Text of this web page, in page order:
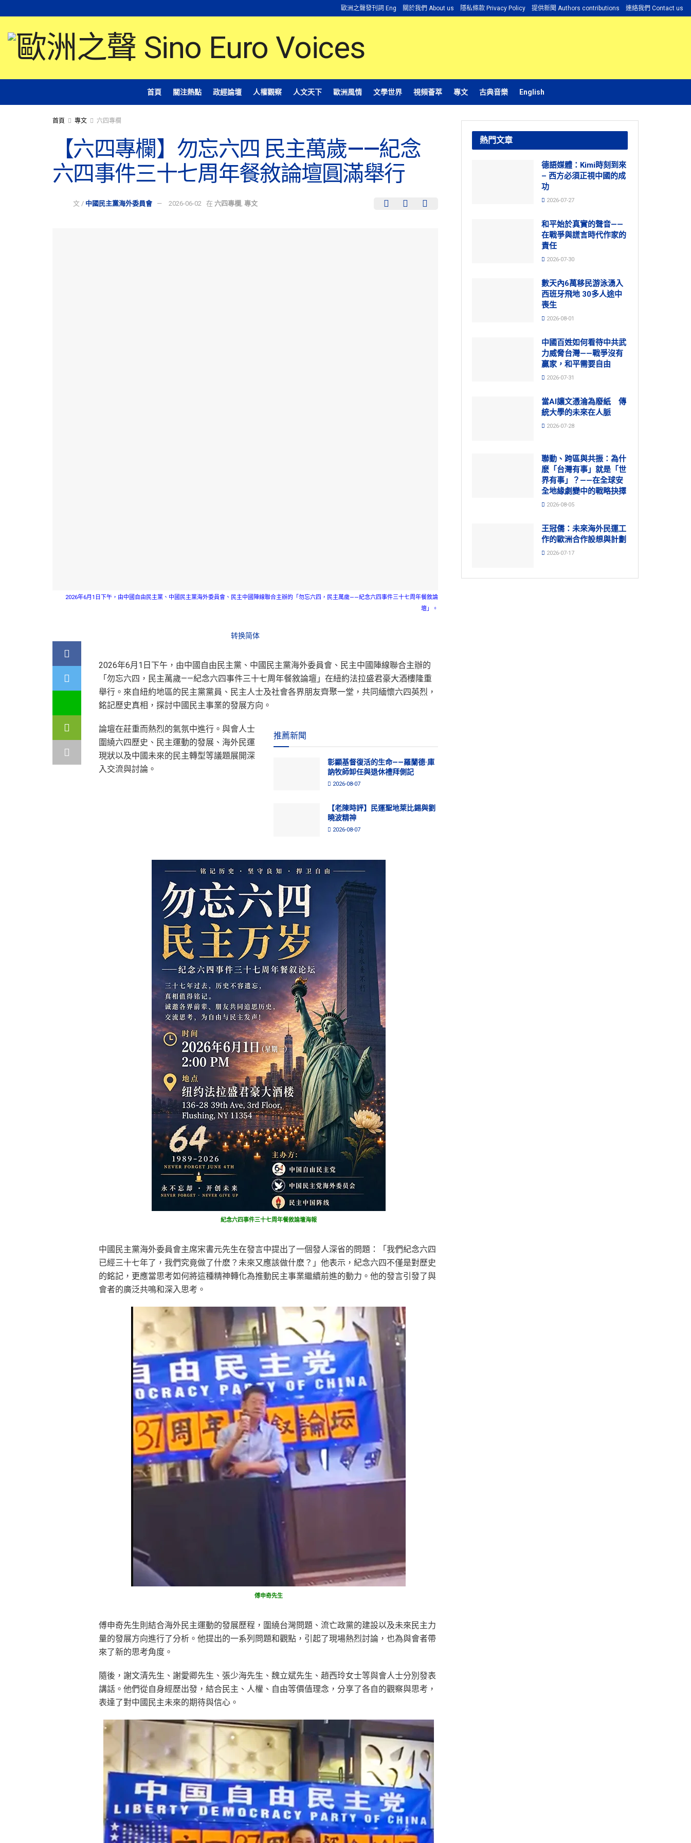
歐洲之聲發刊詞 Eng 關於我們 About us 隱私條款 Privacy Policy 提供新聞 Authors contributions 連絡我們 Contact us
首頁 關注熱點 政經論壇 人權觀察 人文天下 歐洲風情 文學世界 視頻薈萃 專文 古典音樂 English
首頁 專文 六四專欄
【六四專欄】勿忘六四 民主萬歲——紀念
六四事件三十七周年餐敘論壇圓滿舉行
文 / 中國民主黨海外委員會 2026-06-02 在 六四專欄 ,專文
2026年6月1日下午，由中國自由民主黨、中國民主黨海外委員會、民主中國陣線聯合主辦的「勿忘六四，民主萬歲——紀念六四事件三十七周年餐敘論
壇」。
转换简体
2026年6月1日下午，由中國自由民主黨、中國民主黨海外委員會、民主中國陣線聯合主辦的
「勿忘六四，民主萬歲——紀念六四事件三十七周年餐敘論壇」在紐約法拉盛君豪大酒樓隆重
舉行。來自紐約地區的民主黨黨員、民主人士及社會各界朋友齊聚一堂，共同緬懷六四英烈，
銘記歷史真相，探討中國民主事業的發展方向。
推薦新聞
彰顯基督復活的生命——羅蘭德·庫
訥牧師卸任與退休禮拜側記
2026-08-07
【老陳時評】民運聖地萊比錫與劉
曉波精神
2026-08-07
論壇在莊重而熱烈的氣氛中進行。與會人士
圍繞六四歷史、民主運動的發展、海外民運
現狀以及中國未來的民主轉型等議題展開深
入交流與討論。
紀念六四事件三十七周年餐敘論壇海報
中國民主黨海外委員會主席宋書元先生在發言中提出了一個發人深省的問題：「我們紀念六四
已經三十七年了，我們究竟做了什麽？未來又應該做什麽？」他表示，紀念六四不僅是對歷史
的銘記，更應當思考如何將這種精神轉化為推動民主事業繼續前進的動力。他的發言引發了與
會者的廣泛共鳴和深入思考。
傅申奇先生
傅申奇先生則結合海外民主運動的發展歷程，圍繞台灣問題、流亡政黨的建設以及未來民主力
量的發展方向進行了分析。他提出的一系列問題和觀點，引起了現場熱烈討論，也為與會者帶
來了新的思考角度。
隨後，謝文清先生、謝愛卿先生、張少海先生、魏立斌先生、趙西玲女士等與會人士分別發表
講話。他們從自身經歷出發，結合民主、人權、自由等價值理念，分享了各自的觀察與思考，
表達了對中國民主未來的期待與信心。
熱門文章
德語媒體：Kimi時刻到來
– 西方必須正視中國的成
功
2026-07-27
和平始於真實的聲音——
在戰爭與謊言時代作家的
責任
2026-07-30
數天內6萬移民游泳湧入
西班牙飛地 30多人途中
喪生
2026-08-01
中國百姓如何看待中共武
力威脅台灣——戰爭沒有
贏家，和平需要自由
2026-07-31
當AI讓文憑淪為廢紙 傳
統大學的未來在人脈
2026-07-28
聯動、跨區與共振：為什
麽「台灣有事」就是「世
界有事」？——在全球安
全地緣劇變中的戰略抉擇
2026-08-05
王冠儒：未來海外民運工
作的歐洲合作設想與計劃
2026-07-17